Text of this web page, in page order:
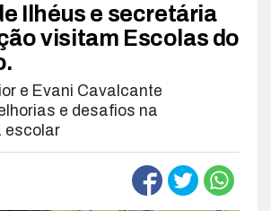
Ilhéus e secretária
visitam Escolas do
e Evani Cavalcante
e desafios na
escolar